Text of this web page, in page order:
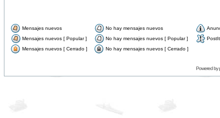
Mensajes nuevos No hay mensajes nuevos
Mensajes nuevos [ Popular ]
No hay mensajes nuevos [ Popular ]
PostIt
Mensajes nuevos [ Cerrado ]
No hay mensajes nuevos [ Cerrado ]
Powered by